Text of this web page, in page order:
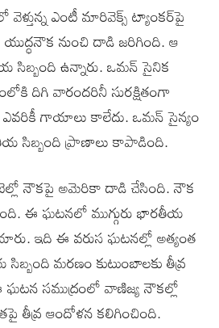
ఎంటీ మారివెక్స్‌ ట్యాంకర్‌పై
నుంచి దాడి జరిగింది. ఆ
ఉన్నారు. ఒమన్‌ సైనిక
దిగి వారందరినీ సురక్షితంగా
గాయాలు కాలేదు. ఒమన్‌ సైన్యం
సిబ్బంది ప్రాణాలు కాపాడింది.
నౌకపై అమెరికా దాడి చేసింది. నౌక
ఈ ఘటనలో ముగ్గురు భారతీయ
ఇది ఈ వరుస ఘటనల్లో అత్యంత
మరణం కుటుంబాలకు తీవ్ర
ఘటన సముద్రంలో వాణిజ్య నౌకల్లో
తీవ్ర ఆందోళన కలిగించింది.